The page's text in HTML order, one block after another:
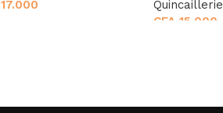
17.000
Quincaillerie
CFA 15.000